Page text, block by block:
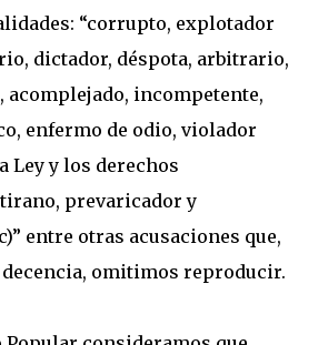
“corrupto, explotador
dictador, déspota, arbitrario,
acomplejado, incompetente,
enfermo de odio, violador
Ley y los derechos
prevaricador y
entre otras acusaciones que,
omitimos reproducir.